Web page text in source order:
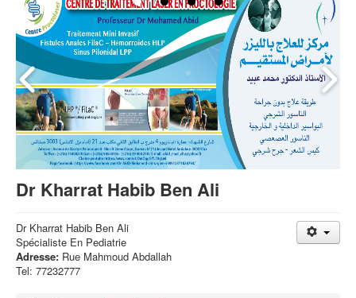
Contact
Dr Kharrat Habib Ben Ali
Dr Kharrat Habib Ben Ali
Spécialiste En Pediatrie
Adresse: Rue Mahmoud Abdallah
Tel: 77232777